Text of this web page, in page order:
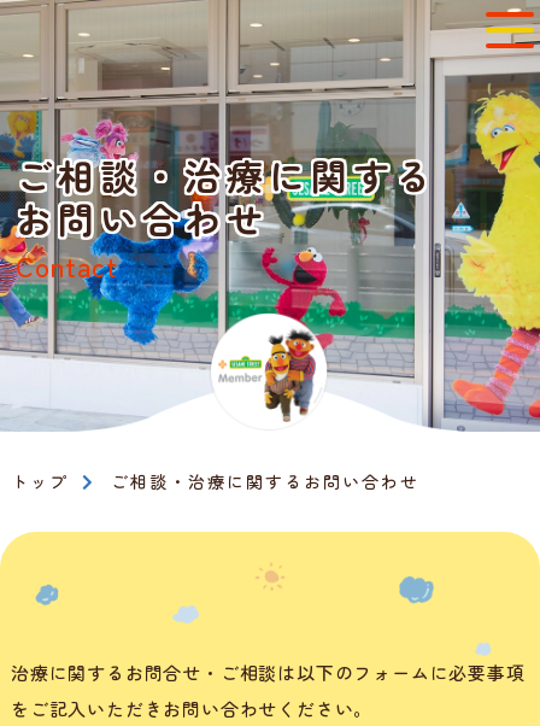
ご相談・治療に関する
お問い合わせ
Contact
トップ ご相談・治療に関するお問い合わせ
治療に関するお問合せ・ご相談は以下のフォームに必要事項
をご記入いただきお問い合わせください。